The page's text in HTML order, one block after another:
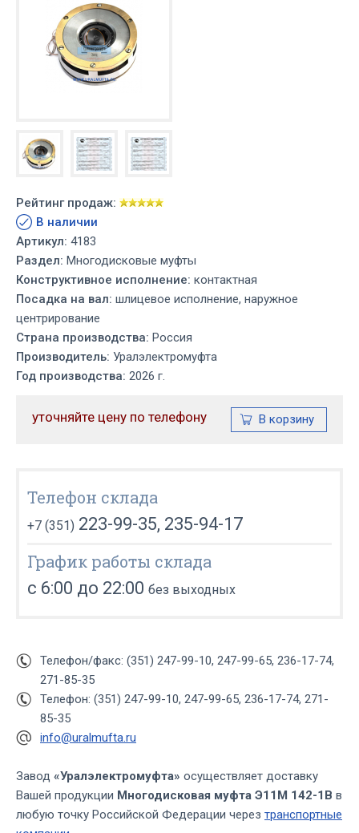
Рейтинг продаж:
В наличии
Артикул: 4183
Раздел: Многодисковые муфты
Конструктивное исполнение: контактная
Посадка на вал: шлицевое исполнение, наружное
центрирование
Страна производства: Россия
Производитель: Уралэлектромуфта
Год производства: 2026 г.
уточняйте цену по телефону
Телефон склада
+7 (351) 223-99-35, 235-94-17
График работы склада
с 6:00 до 22:00 без выходных
Телефон/факс: (351) 247-99-10, 247-99-65, 236-17-74,
271-85-35
Телефон: (351) 247-99-10, 247-99-65, 236-17-74, 271-
85-35
info@uralmufta.ru
Завод «Уралэлектромуфта» осуществляет доставку
Вашей продукции Многодисковая муфта Э11М 142-1В в
любую точку Российской Федерации через транспортные